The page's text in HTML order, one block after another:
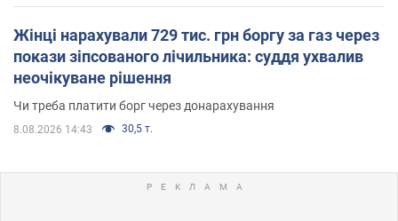
Жінці нарахували 729 тис. грн боргу за газ через
покази зіпсованого лічильника: суддя ухвалив
неочікуване рішення
Чи треба платити борг через донарахування
8.08.2026 14:43 30,5 т.